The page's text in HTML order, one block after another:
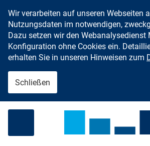
Zum
Wir verarbeiten auf unseren Webseiten
Nutzungsdaten im notwendigen,
Dazu setzen wir den Webanalysedienst
Konfiguration ohne Cookies ein.
erhalten Sie in unseren Hinweisen zum
Schließen